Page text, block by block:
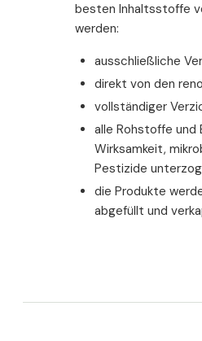
besten Inhaltsstoffe
werden:
ausschließliche
direkt von den
vollständiger
alle Rohstoffe und
Wirksamkeit,
Pestizide
die Produkte
abgefüllt und